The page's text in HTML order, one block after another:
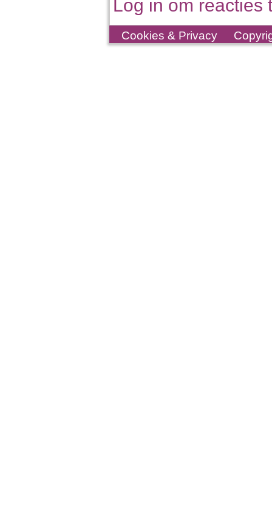
Log in om reacties
Cookies & Privacy